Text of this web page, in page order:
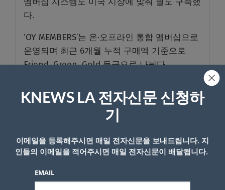
다.
‘OY MEMBERS’는 온·오프라인 통합 멤버십으로
운영되며 최근 6개월 누적 구매액 기준으로
Friend, Green, Gold 등급으로 나뉜다.
인트 적립 등의 서비스를 받을 수 있으며 오는
7월부터는 매월 첫 7일 동안 할인과 보너스 포
된다.
KNEWS LA 전자신문 신청하
기
이메일을 등록해주시면 매일 전자신문을 보내드립니다. 지
인들의 이메일을 적어주시면 매일 전자신문이 배달됩니다.
EMAIL